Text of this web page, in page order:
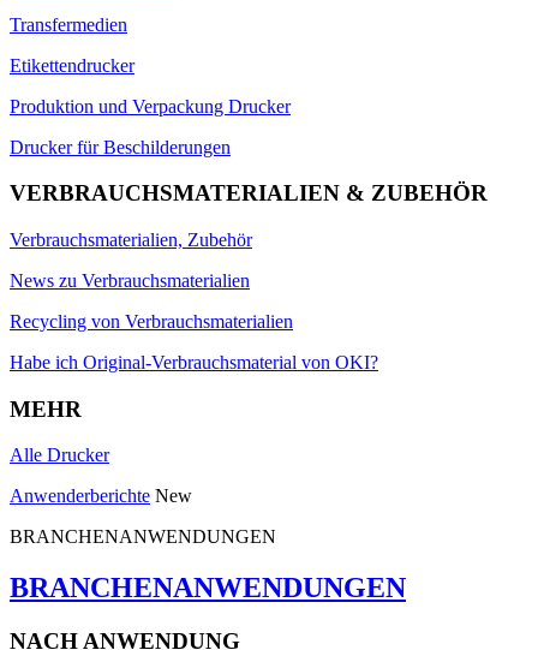
Transfermedien
Etikettendrucker
Produktion und Verpackung Drucker
Drucker für Beschilderungen
VERBRAUCHSMATERIALIEN & ZUBEHÖR
Verbrauchsmaterialien, Zubehör
News zu Verbrauchsmaterialien
Recycling von Verbrauchsmaterialien
Habe ich Original-Verbrauchsmaterial von OKI?
MEHR
Alle Drucker
Anwenderberichte New
BRANCHENANWENDUNGEN
BRANCHENANWENDUNGEN
NACH ANWENDUNG